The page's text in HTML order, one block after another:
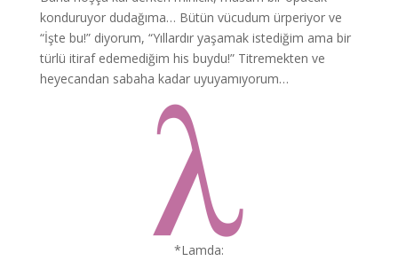
konduruyor dudağıma… Bütün vücudum ürperiyor ve
“İşte bu!” diyorum, “Yıllardır yaşamak istediğim ama bir
türlü itiraf edemediğim his buydu!” Titremekten ve
heyecandan sabaha kadar uyuyamıyorum…
*Lamda: